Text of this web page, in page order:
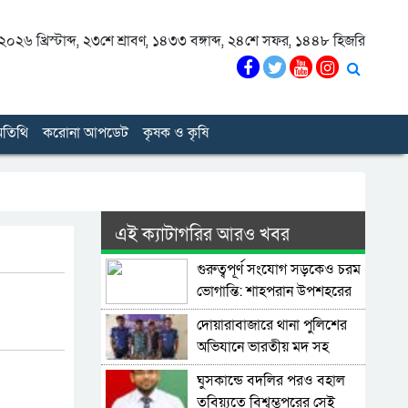
খ্রিস্টাব্দ, ২৩শে শ্রাবণ, ১৪৩৩ বঙ্গাব্দ, ২৪শে সফর, ১৪৪৮ হিজরি
করোনা আপডেট কৃষক ও কৃষি
এই ক্যাটাগরির আরও খবর
গুরুত্বপূর্ণ সংযোগ সড়কেও চরম
ভোগান্তি: শাহপরান উপশহরের
রাস্তাঘাট সংস্কারের দাবি
দোয়ারাবাজারে থানা পুলিশের
অভিযানে ভারতীয় মদ সহ
মাদক ব্যাবসায়ী আটক ২
ঘুসকান্ডে বদলির পরও বহাল
তবিয়্যতে বিশ্বম্ভপুরের সেই